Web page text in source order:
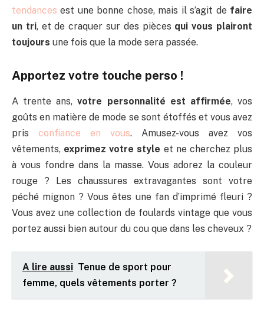
tendances est une bonne chose, mais il s’agit de faire
un tri, et de craquer sur des pièces qui vous plairont
toujours une fois que la mode sera passée.
Apportez votre touche perso !
A trente ans,votre personnalité est affirmée, vos
goûts en matière de mode se sont étoffés et vous avez
pris confiance en vous. Amusez-vous avez vos
vêtements, exprimez votre style et ne cherchez plus
à vous fondre dans la masse. Vous adorez la couleur
rouge ? Les chaussures extravagantes sont votre
péché mignon ? Vous êtes une fan d’imprimé fleuri ?
Vous avez une collection de foulards vintage que vous
portez aussi bien autour du cou que dans les cheveux ?
A lire aussi Tenue de sport pour
femme, quels vêtements porter ?